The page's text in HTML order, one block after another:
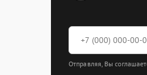
Отправляя, Вы